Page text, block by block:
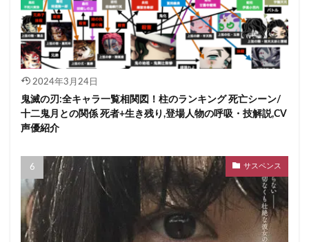
2024年3月24日
鬼滅の刃:全キャラ一覧相関図！柱のランキング 死亡シーン/
十二鬼月との関係 死者+生き残り,登場人物の呼吸・技解説,CV
声優紹介
サスペンス